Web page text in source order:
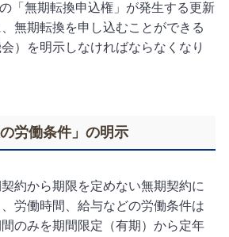
「無期転換申込権」が発生する更新
無期転換を申し込むことができる
）を明示しなければならなくなり
労働条件」の明示
約から期限を定めない無期契約に
労働時間、給与などの労働条件は
のみを期間限定（有期）から定年